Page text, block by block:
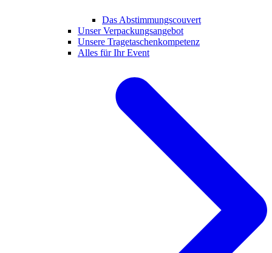
Das Abstimmungscouvert
Unser Verpackungsangebot
Unsere Tragetaschenkompetenz
Alles für Ihr Event